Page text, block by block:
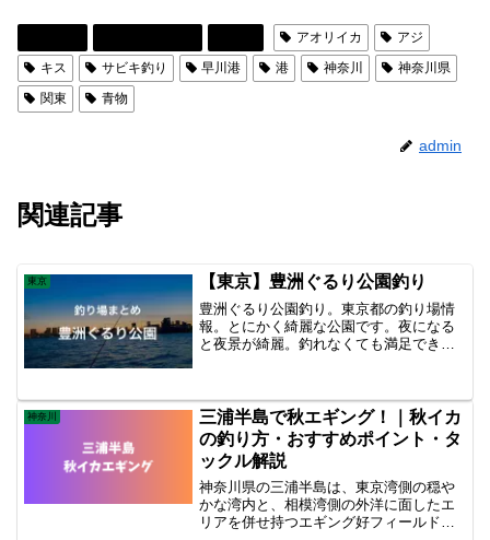
アオリイカ
アジ
キス
サビキ釣り 早川港 港 神奈川
神奈川県
関東
青物
admin
関連記事
東京 【東京】豊洲ぐるり公園釣り
豊洲ぐるり公園釣り。東京都の釣り場情
報。とにかく綺麗な公園です。夜になる
と夜景が綺麗。釣れなくても満足できま
魚 カマス・シーバス・青物・チヌ・イシ
モチ・タチウオ
神奈川
三浦半島で秋エギング！｜秋イカ
の釣り方・おすすめポイント・タ
ックル解説
神奈川県の三浦半島は、東京湾側の穏や
かな湾内と、相模湾側の外洋に面したエ
リアを併せ持つエギング好フィールドで